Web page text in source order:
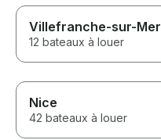
Villefranche-sur-Mer
12 bateaux à louer
Nice
42 bateaux à louer